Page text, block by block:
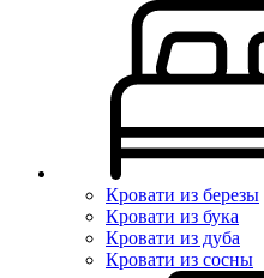
Кровати из березы
Кровати из бука
Кровати из дуба
Кровати из сосны